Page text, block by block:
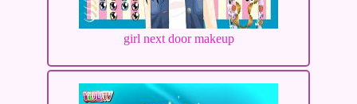
girl next door makeup